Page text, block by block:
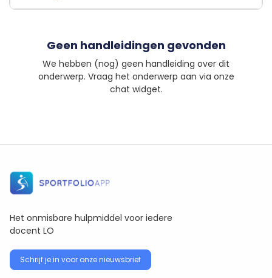
Geen handleidingen gevonden
We hebben (nog) geen handleiding over dit
onderwerp. Vraag het onderwerp aan via onze
chat widget.
Het onmisbare hulpmiddel voor iedere
docent LO
Schrijf je in voor onze nieuwsbrief